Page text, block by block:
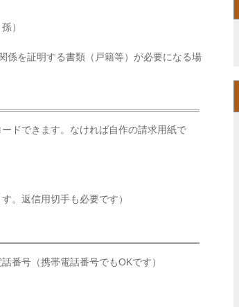
）
を証明する書類（戸籍等）が必要になる場
ドできます。なければ自作の請求用紙で
。返信用切手も必要です）
番号（携帯電話番号でもOKです）